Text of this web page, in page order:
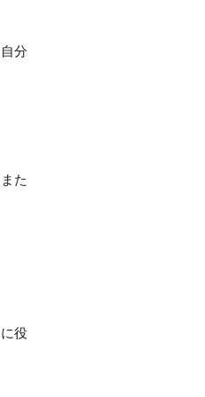
分
た
役